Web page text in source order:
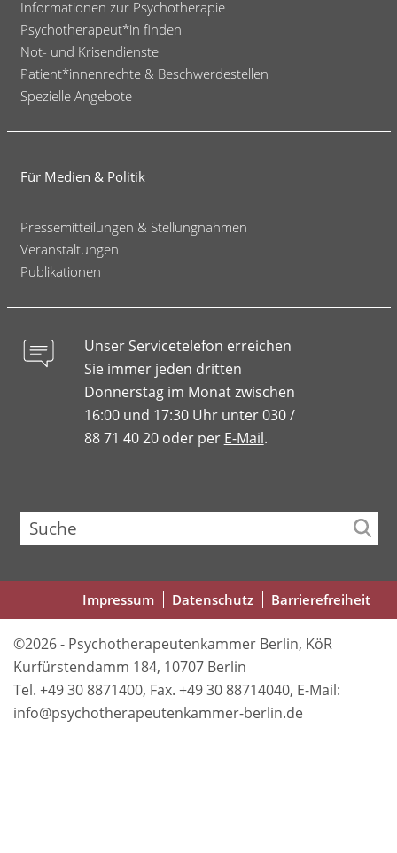
Informationen zur Psychotherapie
Psychotherapeut*in finden
Not- und Krisendienste
Patient*innenrechte & Beschwerdestellen
Spezielle Angebote
Für Medien & Politik
Pressemitteilungen & Stellungnahmen
Veranstaltungen
Publikationen
Unser Servicetelefon erreichen
Sie immer jeden dritten
Donnerstag im Monat zwischen
16:00 und 17:30 Uhr unter 030 /
88 71 40 20 oder per E-Mail.
Suche
Fußbereichsmenü
Impressum Datenschutz Barrierefreiheit
©2026 - Psychotherapeutenkammer Berlin, KöR
Kurfürstendamm 184, 10707 Berlin
Tel. +49 30 8871400, Fax. +49 30 88714040, E-Mail:
info@psychotherapeutenkammer-berlin.de